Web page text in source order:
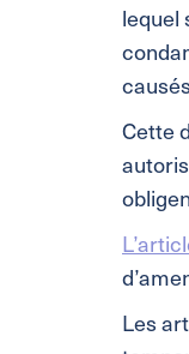
lequel
Cette
Les